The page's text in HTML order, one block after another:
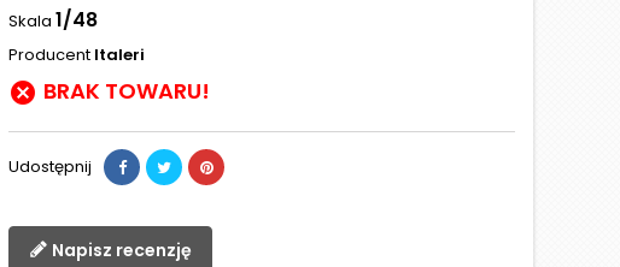
Skala 1/48
Producent Italeri
 BRAK TOWARU!
Udostępnij
Napisz recenzję